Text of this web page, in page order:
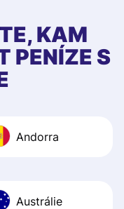
first started
app, and they
quick to provide
Recommend it!
KAM
PENÍZE S
Andorra
Austrálie